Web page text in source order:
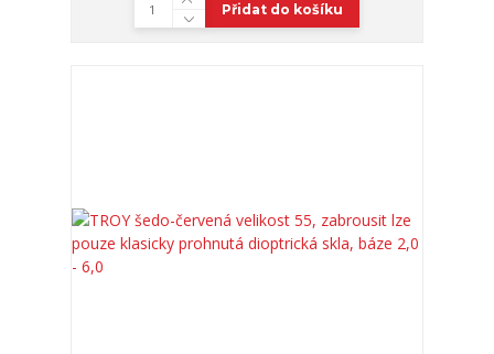
Přidat do košíku